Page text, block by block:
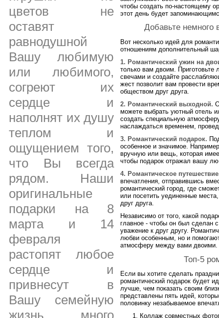
цветов не
оставят
равнодушной
Вашу любимую
или любимого,
согреют их
сердце и
наполнят их душу
теплом и
ощущением того,
что Вы всегда
рядом. Наши
оригинальные
подарки на 8
марта и 14
февраля
растопят любое
сердце и
привнесут в
Вашу семейную
жизнь много
чтобы создать по-настоящему
этот день будет
Добавьте немного
Вот несколько идей для
отношениям дополнительный
1. Романтический ужин на
только вам двоим. Приготовьте
свечами и создайте
жест позволит вам провести
обществом друг друга.
2. Романтический выходной.
можете выбрать уютный отель
создать специальную
наслаждаться временем,
3. Романтический подарок.
особенное и значимое.
вручную или вещь, которая
чтобы подарок отражал вашу
4. Романтическое
впечатления, отправившись
романтический город, где
или посетить уединенные
друг друга.
Независимо от того, какой
главное - чтобы он был сделан
уважение к друг другу.
любви особенным, но и
атмосферу между вами двоими.
Топ-5
Если вы хотите сделать
романтический подарок будет
лучше, чем показать своим
представлены пять идей,
половинку незабываемое
Коллаж совместных